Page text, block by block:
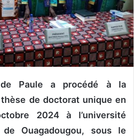
de Paule a procédé à la
de doctorat unique en
2024 à l’université
Ouagadougou, sous le